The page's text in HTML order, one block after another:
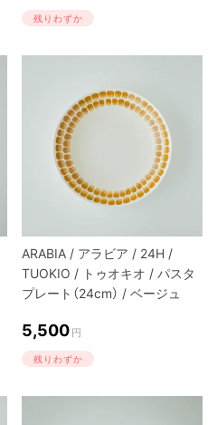
残りわずか
ARABIA / アラビア / 24H /
TUOKIO / トゥオキオ / パスタ
プレート（24cm） / ベージュ
5,500 円
残りわずか